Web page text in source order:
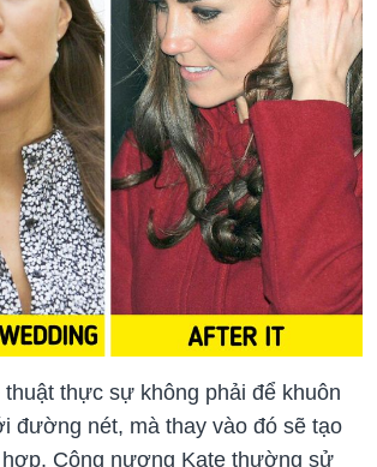
thực sự không phải để khuôn
đường nét, mà thay vào đó sẽ tạo
Công nương Kate thường sử